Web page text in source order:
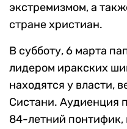
экстремизмом, а
стране христиан.
В субботу, 6 марта
лидером иракских
находятся у власти,
Систани. Аудиенция
84-летний понтифик,